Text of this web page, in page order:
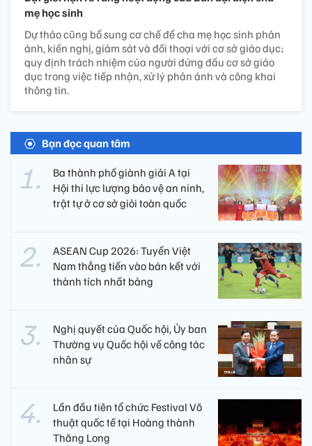
mẹ học sinh
Dự thảo cũng bổ sung cơ chế để cha mẹ học sinh phản
ánh, kiến nghị, giám sát và đối thoại với cơ sở giáo dục;
quy định trách nhiệm của người đứng đầu cơ sở giáo
dục trong việc tiếp nhận, xử lý phản ánh và công khai
thông tin.
Bạn đọc quan tâm
Ba thành phố giành giải A tại
Hội thi lực lượng bảo vệ an ninh,
trật tự ở cơ sở giỏi toàn quốc
ASEAN Cup 2026: Tuyển Việt
Nam thẳng tiến vào bán kết với
thành tích nhất bảng
Nghị quyết của Quốc hội, Ủy ban
Thường vụ Quốc hội về công tác
nhân sự
Lần đầu tiên tổ chức Festival Võ
thuật quốc tế tại Hoàng thành
Thăng Long